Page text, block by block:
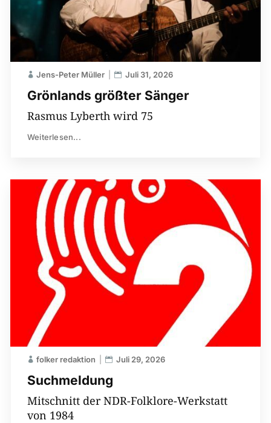
Grönlands größter Sänger
Jens-Peter Müller Juli 31, 2026
Rasmus Lyberth wird 75
Weiterlesen...
Suchmeldung
folker redaktion Juli 29, 2026
Mitschnitt der NDR-Folklore-Werkstatt
von 1984